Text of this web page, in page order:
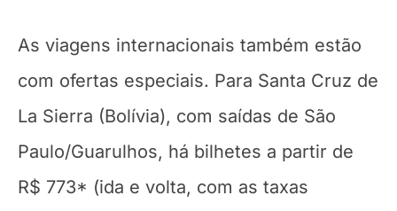
As viagens internacionais também estão
com ofertas especiais. Para Santa Cruz de
La Sierra (Bolívia), com saídas de São
Paulo/Guarulhos, há bilhetes a partir de
R$ 773* (ida e volta, com as taxas